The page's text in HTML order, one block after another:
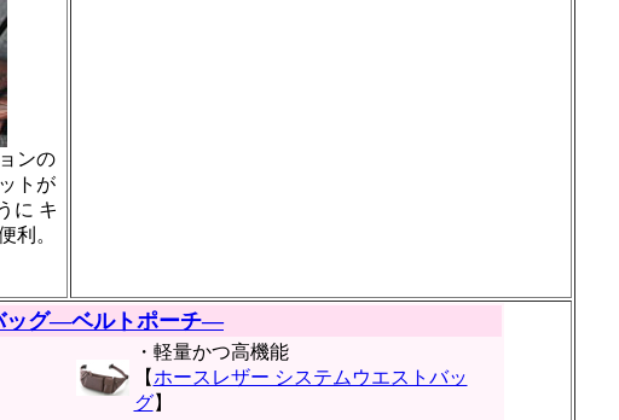
ンの
トが
に キ
利。
ッグ―ベルトポーチ―
・軽量かつ高機能
【 ホースレザー システムウエストバッ
グ】